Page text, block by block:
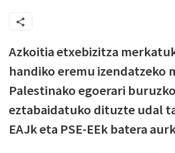
Azkoitia etxebizitza
handiko eremu izendatzeko
Palestinako egoerari
eztabaidatuko dituzte udal
EAJk eta PSE-EEk batera